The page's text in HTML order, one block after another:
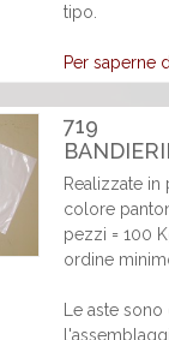
tipo.
Per saperne
719
Realizzate
colore
pezzi = 100
ordine
Le aste